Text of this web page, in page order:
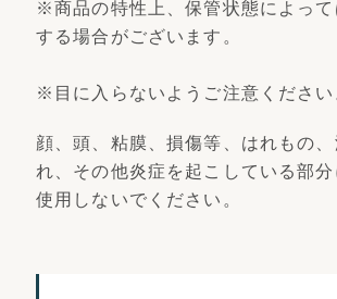
※商品の特性上、保管状態によっ
する場合がございます。
※目に入らないようご注意ください
顔、頭、粘膜、損傷等、はれもの
れ、その他炎症を起こしている部
使用しないでください。